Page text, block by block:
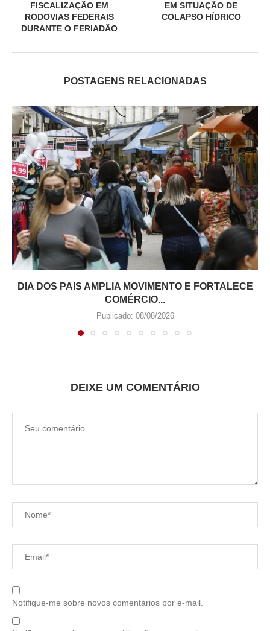
FISCALIZAÇÃO EM
RODOVIAS FEDERAIS
DURANTE O FERIADÃO
EM SITUAÇÃO DE
COLAPSO HÍDRICO
POSTAGENS RELACIONADAS
DIA DOS PAIS AMPLIA MOVIMENTO E FORTALECE
COMÉRCIO...
Publicado: 08/08/2026
DEIXE UM COMENTÁRIO
Notifique-me sobre novos comentários por e-mail.